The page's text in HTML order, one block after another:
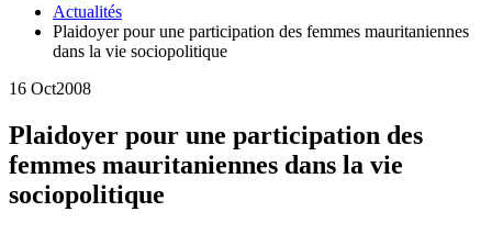
Actualités
Plaidoyer pour une participation des femmes mauritaniennes
dans la vie sociopolitique
16 Oct2008
Plaidoyer pour une participation des
femmes mauritaniennes dans la vie
sociopolitique